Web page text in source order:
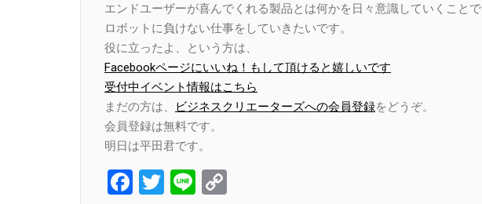
エンドユーザーが喜んでくれる製品とは何かを日々意識していくことで
ロボットに負けない仕事をしていきたいです。
役に立ったよ、という方は、
Facebookページにいいね！もして頂けると嬉しいです
受付中イベント情報はこちら
まだの方は、
ビジネスクリエーターズへの会員登録をどうぞ。
会員登録は無料です。
明日は平田君です。
Facebook
Twitter
Line